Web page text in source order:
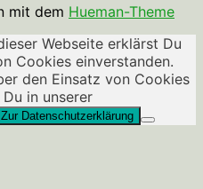
mit dem Hueman-Theme
Webseite erklärst Du
Cookies einverstanden.
den Einsatz von Cookies
in unserer
Zur Datenschutzerklärung